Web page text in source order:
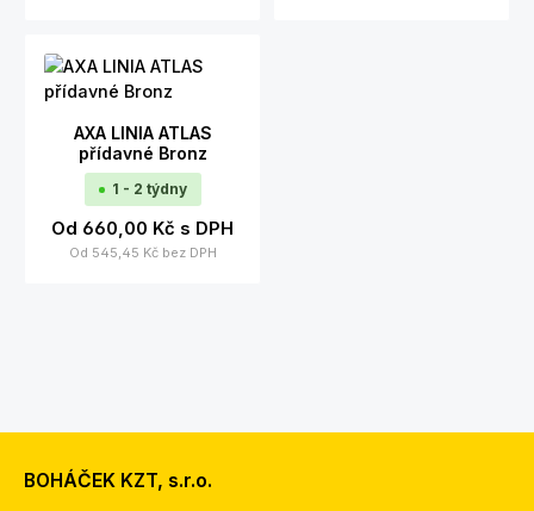
AXA LINIA ATLAS
přídavné Bronz
1 - 2 týdny
Od 660,00 Kč s DPH
Od 545,45 Kč bez DPH
BOHÁČEK KZT, s.r.o.